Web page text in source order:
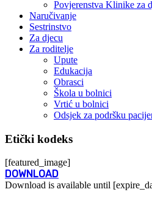
Povjerenstva Klinike za
Naručivanje
Sestrinstvo
Za djecu
Za roditelje
Upute
Edukacija
Obrasci
Škola u bolnici
Vrtić u bolnici
Odsjek za podršku
Etički kodeks
[featured_image]
DOWNLOAD
Download is available until